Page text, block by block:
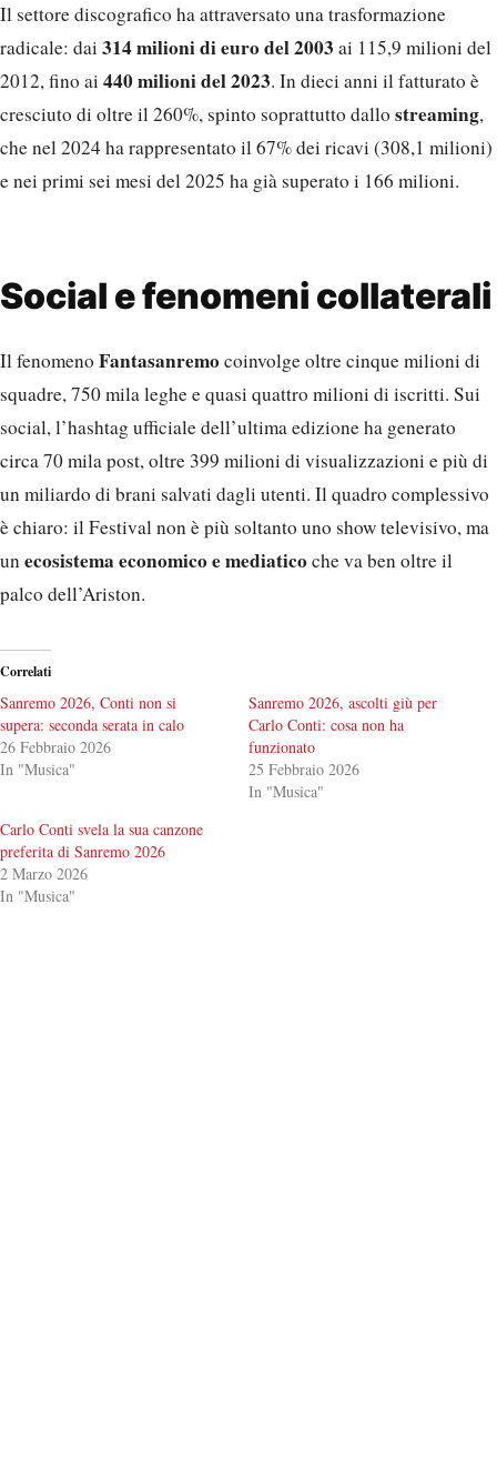
Il settore discografico ha attraversato una trasformazione
radicale: dai 314 milioni di euro del 2003 ai 115,9 milioni del
2012, fino ai 440 milioni del 2023. In dieci anni il fatturato è
cresciuto di oltre il 260%, spinto soprattutto dallo streaming,
che nel 2024 ha rappresentato il 67% dei ricavi (308,1 milioni)
e nei primi sei mesi del 2025 ha già superato i 166 milioni.
Social e fenomeni collaterali
Il fenomeno Fantasanremocoinvolge oltre cinque milioni di
squadre, 750 mila leghe e quasi quattro milioni di iscritti. Sui
social, l’hashtag ufficiale dell’ultima edizione ha generato
circa 70 mila post, oltre 399 milioni di visualizzazioni e più di
un miliardo di brani salvati dagli utenti. Il quadro complessivo
è chiaro: il Festival non è più soltanto uno show televisivo, ma
unecosistema economico e mediaticoche va ben oltre il
palco dell’Ariston.
Correlati
Sanremo 2026, Conti non si
supera: seconda serata in calo
26 Febbraio 2026
In "Musica"
Sanremo 2026, ascolti giù per
Carlo Conti: cosa non ha
funzionato
25 Febbraio 2026
In "Musica"
Carlo Conti svela la sua canzone
preferita di Sanremo 2026
2 Marzo 2026
In "Musica"